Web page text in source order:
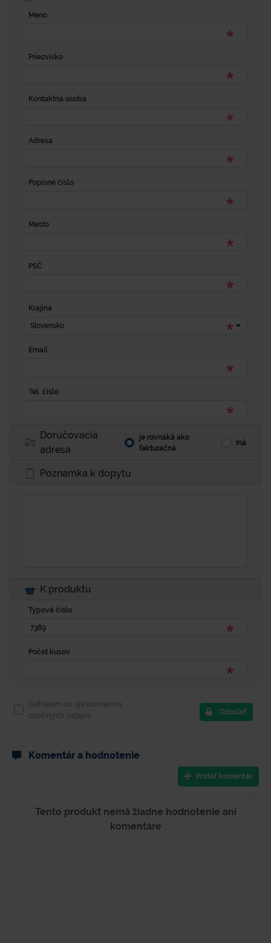
Meno
Priezvisko
Kontaktná osoba
Adresa
Popisné číslo
Mesto
PSČ
Krajina
Slovensko
Email
Tel. číslo
Doručovacia
adresa
je rovnaká ako
fakturačná
Iná
Poznámka k dopytu
K produktu
Typové číslo
Počet kusov
Súhlasím so spracovaním
osobných údajov.
Odoslať
Komentár a hodnotenie
Pridať komentár
Tento produkt nemá žiadne hodnotenie ani
komentáre